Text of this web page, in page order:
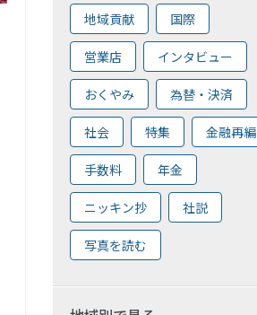
地域貢献 国際
営業店 インタビュー
おくやみ 為替・決済
社会 特集 金融再編
手数料 年金
ニッキン抄 社説
写真を読む